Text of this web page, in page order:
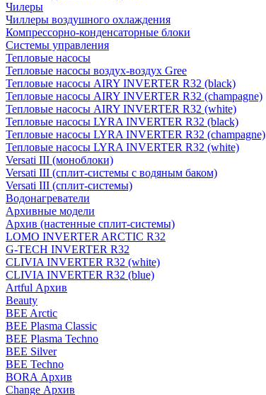
Чилеры
Чиллеры воздушного охлаждения
Компрессорно-конденсаторные блоки
Системы управления
Тепловые насосы
Тепловые насосы воздух-воздух Gree
Тепловые насосы AIRY INVERTER R32 (black)
Тепловые насосы AIRY INVERTER R32 (champagne)
Тепловые насосы AIRY INVERTER R32 (white)
Тепловые насосы LYRA INVERTER R32 (black)
Тепловые насосы LYRA INVERTER R32 (champagne)
Тепловые насосы LYRA INVERTER R32 (white)
Versati III (моноблоки)
Versati III (сплит-системы с водяным баком)
Versati III (сплит-системы)
Водонагреватели
Архивные модели
Архив (настенные сплит-системы)
LOMO INVERTER ARCTIC R32
G-TECH INVERTER R32
CLIVIA INVERTER R32 (white)
CLIVIA INVERTER R32 (blue)
Artful Архив
Beauty
BEE Arctic
BEE Plasma Classic
BEE Plasma Techno
BEE Silver
BEE Techno
BORA Архив
Change Архив